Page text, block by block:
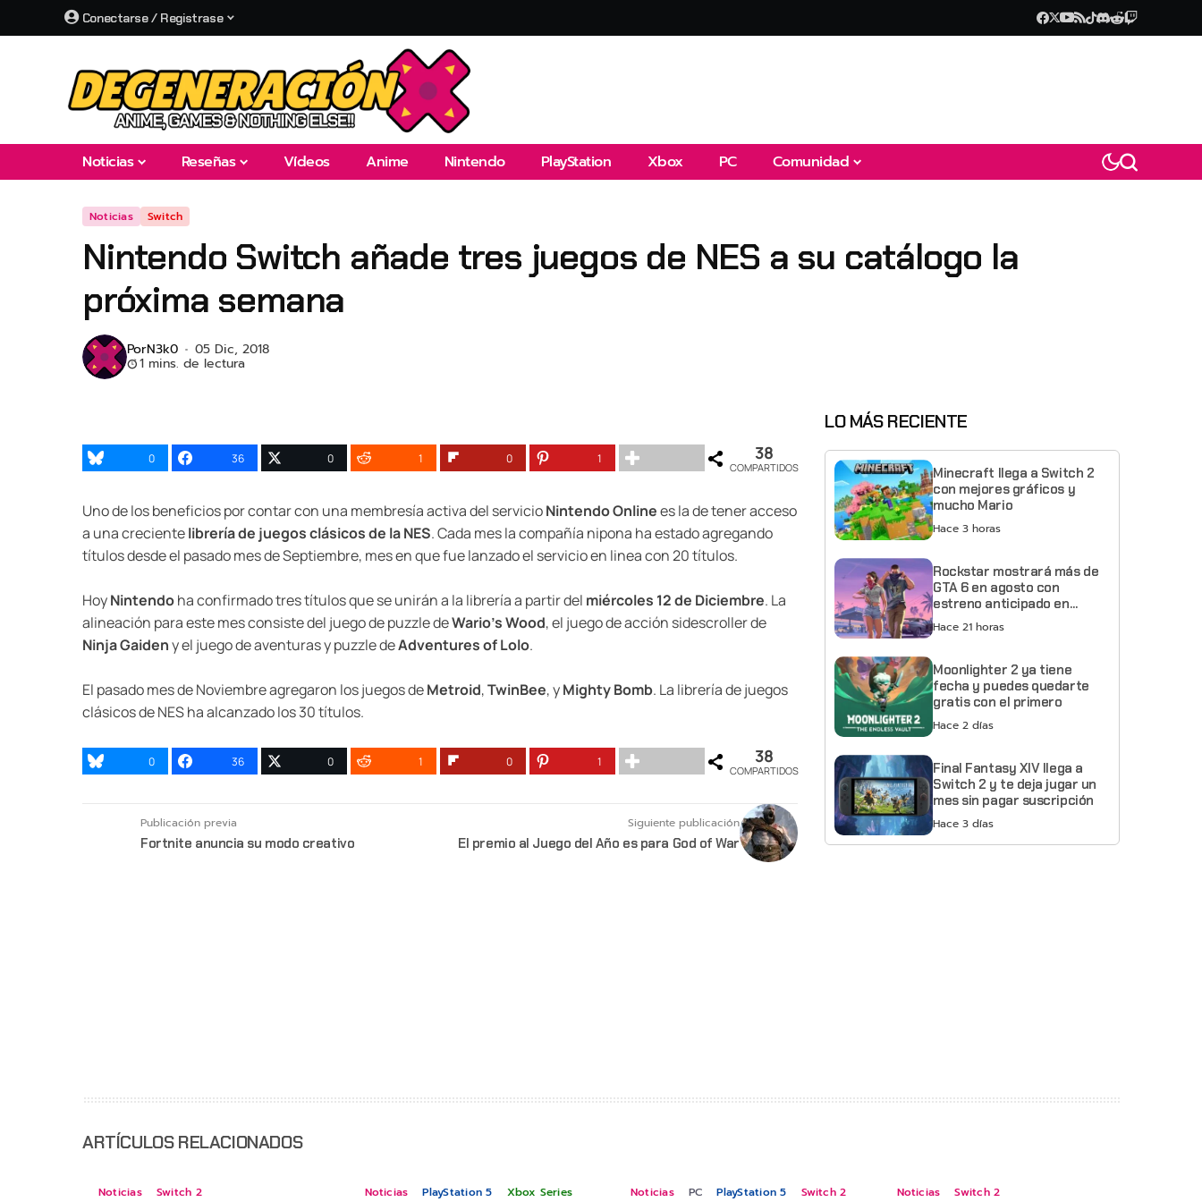
Conectarse / Registrase
Noticias Reseñas Vídeos Anime Nintendo PlayStation Xbox PC Comunidad
Noticias Switch
Nintendo Switch añade tres juegos de NES a su catálogo la
próxima semana
PorN3k0 05 Dic, 2018
1 mins. de lectura
0 36 0 1 0 1 38
COMPARTIDOS
Uno de los beneficios por contar con una membresía activa del servicioNintendo Onlinees la de tener acceso
a una crecientelibrería de juegos clásicos de la NES. Cada mes la compañía nipona ha estado agregando
títulos desde el pasado mes de Septiembre, mes en que fue lanzado el servicio en linea con 20 títulos.
HoyNintendoha confirmado tres títulos que se unirán a la librería a partir del miércoles 12 de Diciembre. La
alineación para este mes consiste del juego de puzzle deWario’s Wood, el juego de acción sidescroller de
Ninja Gaideny el juego de aventuras y puzzle deAdventures of Lolo.
El pasado mes de Noviembre agregaron los juegos deMetroid,TwinBee, yMighty Bomb. La librería de juegos
clásicos de NES ha alcanzado los 30 títulos.
0 36 0 1 0 1 38
COMPARTIDOS
Publicación previa
Fortnite anuncia su modo creativo
Siguiente publicación
El premio al Juego del Año es para God of War
LO MÁS RECIENTE
Minecraft llega a Switch 2
con mejores gráficos y
mucho Mario
Hace 3 horas
Rockstar mostrará más de
GTA 6 en agosto con
estreno anticipado en
Netflix
Hace 21 horas
Moonlighter 2 ya tiene
fecha y puedes quedarte
gratis con el primero
Hace 2 días
Final Fantasy XIV llega a
Switch 2 y te deja jugar un
mes sin pagar suscripción
Hace 3 días
ARTÍCULOS RELACIONADOS
Noticias Switch 2 Noticias PlayStation 5 Xbox Series Noticias PC PlayStation 5 Switch 2 Noticias Switch 2